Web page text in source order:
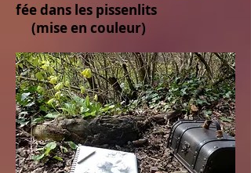
fée dans les pissenlits
(mise en couleur)